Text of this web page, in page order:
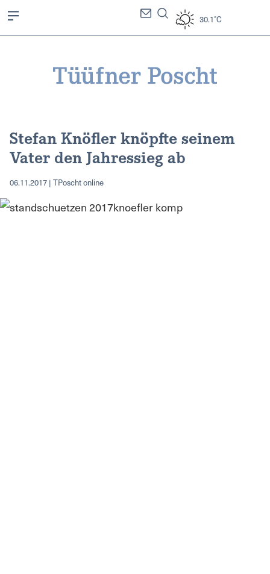
30.1°C
Stefan Knöfler knöpfte seinem
Vater den Jahressieg ab
06.11.2017 | TPoscht online